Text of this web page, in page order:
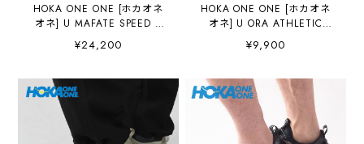
HOKA ONE ONE [ホカオネ
オネ] U MAFATE SPEED 2
ピード2 TS ・ユニセック
ランニング・スニーカー・
アウトドア・MEN'S /
LADY'S [2026AW]
¥24,200
HOKA ONE ONE [ホカオネ
オネ] U ORA ATHLETIC
レチック スライド・リカバ
ソール・厚底サンダル
MEN'S/LADY'S [2026AW]
¥9,900